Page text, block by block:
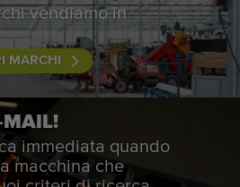
vendiamo in
MARCHI
MAIL!
immediata quando
macchina che